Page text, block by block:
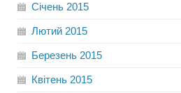
Січень 2015
Лютий 2015
Березень 2015
Квітень 2015